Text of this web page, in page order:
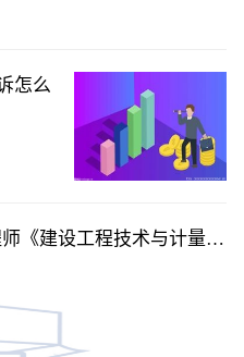
怎么
《建设工程技术与计量